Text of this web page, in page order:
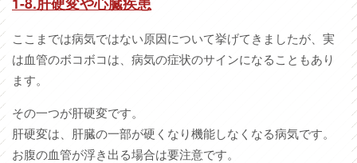
ここまでは病気ではない原因について挙げてきましたが、実
は血管のボコボコは、病気の症状のサインになることもあり
ます。
その一つが肝硬変です。
肝硬変は、肝臓の一部が硬くなり機能しなくなる病気です。
お腹の血管が浮き出る場合は要注意です。